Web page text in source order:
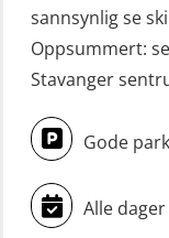
(OSE1301)
sannsynlig se
Oppsummert:
Stavanger
Gode
Alle